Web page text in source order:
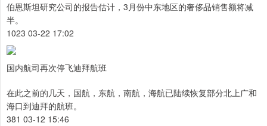
伯恩斯坦研究公司的报告估计，3月份中东地区的奢侈品销售额将减
半。
1023 03-22 17:02
国内航司再次停飞迪拜航班
在此之前的几天，国航，东航，南航，海航已陆续恢复部分北上广和
海口到迪拜的航班。
381 03-12 15:46